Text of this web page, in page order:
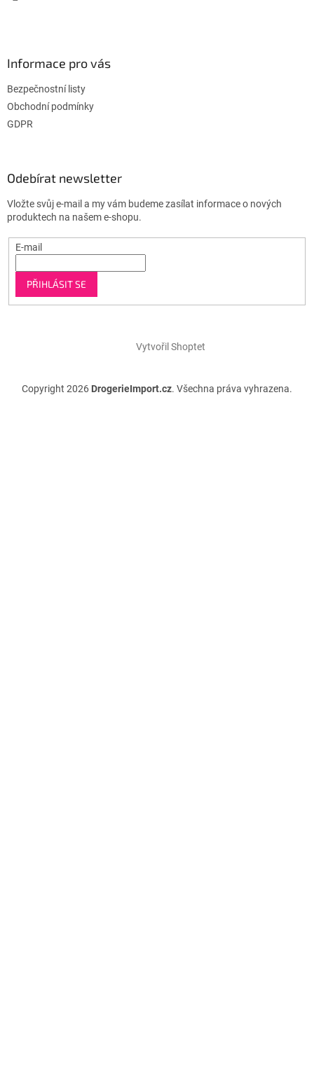
Informace pro vás
Bezpečnostní listy
Obchodní podmínky
GDPR
Odebírat newsletter
Vložte svůj e-mail a my vám budeme zasílat informace o nových
produktech na našem e-shopu.
E-mail
PŘIHLÁSIT SE
Vytvořil Shoptet
Copyright 2026 DrogerieImport.cz. Všechna práva vyhrazena.